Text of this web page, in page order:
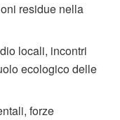
residue nella
locali, incontri
ecologico delle
forze